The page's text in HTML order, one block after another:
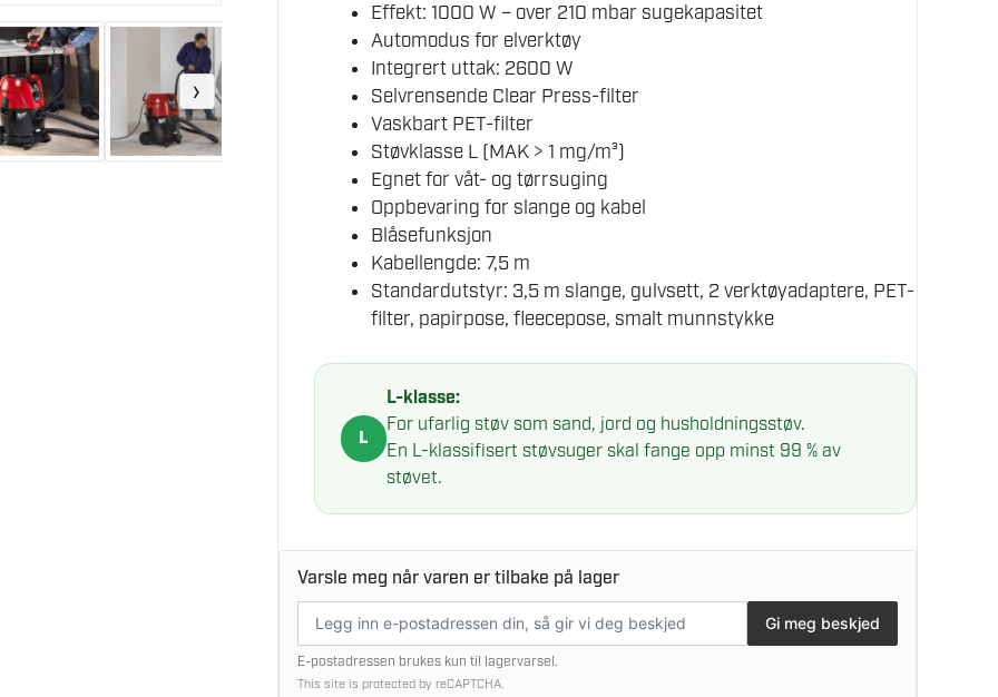
›
Effekt: 1000 W – over 210 mbar sugekapasitet
Automodus for elverktøy
Integrert uttak: 2600 W
Selvrensende Clear Press-filter
Vaskbart PET-filter
Støvklasse L (MAK > 1 mg/m³)
Egnet for våt- og tørrsuging
Oppbevaring for slange og kabel
Blåsefunksjon
Kabellengde: 7,5 m
Standardutstyr: 3,5 m slange, gulvsett, 2 verktøyadaptere, PET-
filter, papirpose, fleecepose, smalt munnstykke
L
L-klasse:
For ufarlig støv som sand, jord og husholdningsstøv.
En L-klassifisert støvsuger skal fange opp minst 99 % av
støvet.
Varsle meg når varen er tilbake på lager
postadresse
Gi meg beskjed
E-postadressen brukes kun til lagervarsel.
This site is protected by reCAPTCHA.